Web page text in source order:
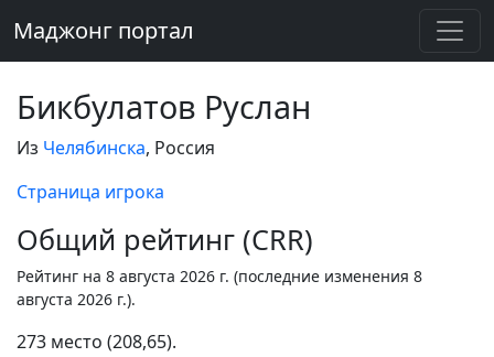
Маджонг портал
Бикбулатов Руслан
Из Челябинска, Россия
Страница игрока
Общий рейтинг (CRR)
Рейтинг на 8 августа 2026 г. (последние изменения 8
августа 2026 г.).
273 место (208,65).